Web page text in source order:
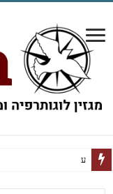
על חזרה זכירה וקיום